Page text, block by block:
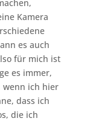
Kamera
es auch
für mich ist
es immer,
wenn ich hier
dass ich
die ich